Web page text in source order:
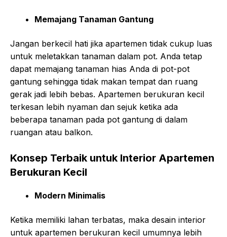
Memajang Tanaman Gantung
Jangan berkecil hati jika apartemen tidak cukup luas
untuk meletakkan tanaman dalam pot. Anda tetap
dapat memajang tanaman hias Anda di pot-pot
gantung sehingga tidak makan tempat dan ruang
gerak jadi lebih bebas. Apartemen berukuran kecil
terkesan lebih nyaman dan sejuk ketika ada
beberapa tanaman pada pot gantung di dalam
ruangan atau balkon.
Konsep Terbaik untuk Interior Apartemen
Berukuran Kecil
Modern Minimalis
Ketika memiliki lahan terbatas, maka desain interior
untuk apartemen berukuran kecil umumnya lebih